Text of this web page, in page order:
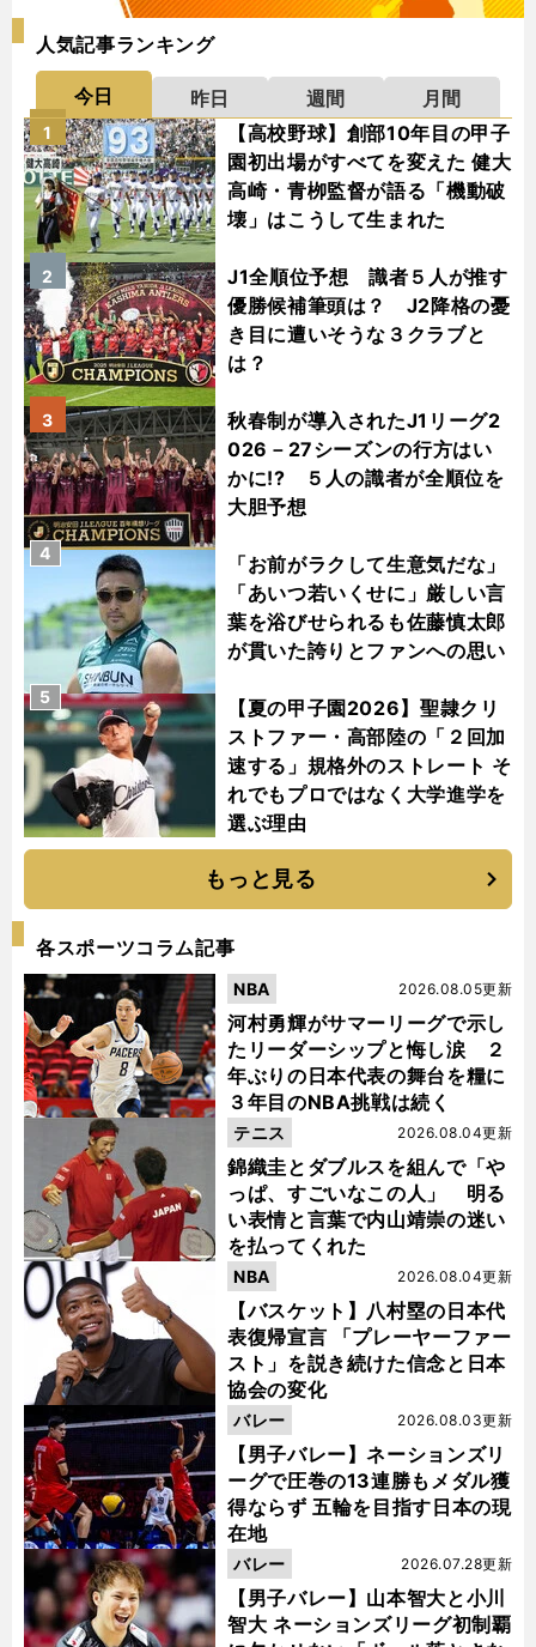
人気記事ランキング
今日 昨日 週間
月間
【高校野球】創部10年目の甲子
園初出場がすべてを変えた 健大
高崎・青栁監督が語る「機動破
壊」はこうして生まれた
1
J1全順位予想 識者５人が推す
優勝候補筆頭は？ J2降格の憂
き目に遭いそうな３クラブと
は？
2
秋春制が導入されたJ1リーグ2
026－27シーズンの行方はい
かに!? ５人の識者が全順位を
大胆予想
3
「お前がラクして生意気だな」
「あいつ若いくせに」厳しい言
葉を浴びせられるも佐藤慎太郎
が貫いた誇りとファンへの思い
4
【夏の甲子園2026】聖隷クリ
ストファー・高部陸の「２回加
速する」規格外のストレート そ
れでもプロではなく大学進学を
選ぶ理由
5
もっと見る
各スポーツコラム記事
河村勇輝がサマーリーグで示し
たリーダーシップと悔し涙 ２
年ぶりの日本代表の舞台を糧に
３年目のNBA挑戦は続く
2026.08.05更新
NBA
錦織圭とダブルスを組んで「や
っぱ、すごいなこの人」 明る
い表情と言葉で内山靖崇の迷い
を払ってくれた
2026.08.04更新
テニス
【バスケット】八村塁の日本代
表復帰宣言 「プレーヤーファー
スト」を説き続けた信念と日本
協会の変化
2026.08.04更新
NBA
【男子バレー】ネーションズリ
ーグで圧巻の13連勝もメダル獲
得ならず 五輪を目指す日本の現
在地
2026.08.03更新
バレー
【男子バレー】山本智大と小川
智大 ネーションズリーグ初制覇
2026.07.28更新
バレー